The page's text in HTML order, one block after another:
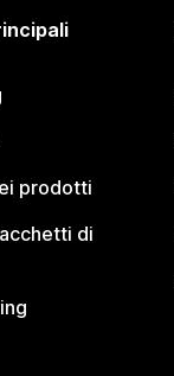
prodotti
di